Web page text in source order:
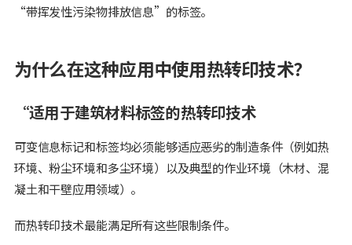
“带挥发性污染物排放信息”的标签。
为什么在这种应用中使用热转印技术？
“适用于建筑材料标签的热转印技术
可变信息标记和标签均必须能够适应恶劣的制造条件（例如热
环境、粉尘环境和多尘环境）以及典型的作业环境（木材、混
凝土和干壁应用领域）。
而热转印技术最能满足所有这些限制条件。